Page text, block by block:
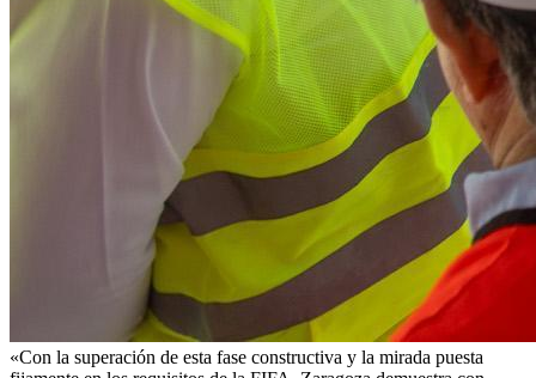
«Con la superación de esta fase constructiva y la mirada puesta